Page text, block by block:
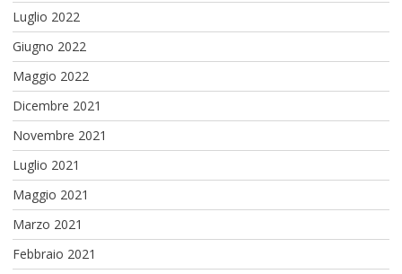
Luglio 2022
Giugno 2022
Maggio 2022
Dicembre 2021
Novembre 2021
Luglio 2021
Maggio 2021
Marzo 2021
Febbraio 2021